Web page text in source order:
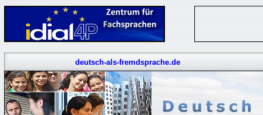
deutsch-als-fremdsprache.de